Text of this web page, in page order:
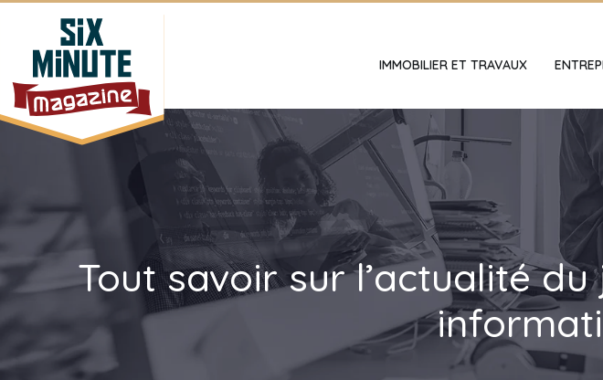
IMMOBILIER ET TRAVAUX
Tout savoir sur l’actualité